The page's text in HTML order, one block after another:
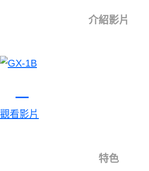
介紹影片
觀看影片
特色